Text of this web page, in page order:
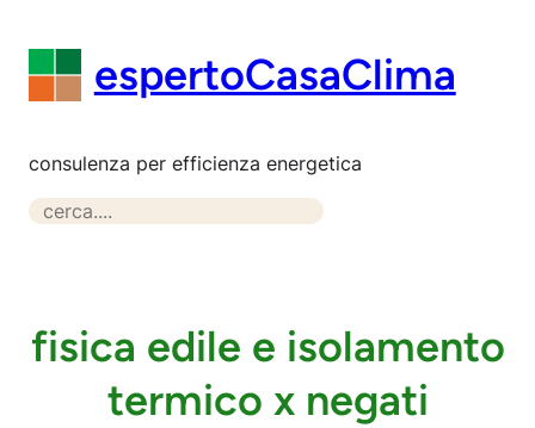
contenuto espertoCasaClima
consulenza per efficienza energetica
S
c
h
fisica edile e isolamento
termico x negati